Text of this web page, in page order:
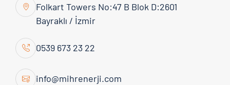
Folkart Towers No:47 B Blok D:2601
Bayraklı / İzmir
0539 673 23 22
info@mihrenerji.com
İzmir Buca Kriminal Binası